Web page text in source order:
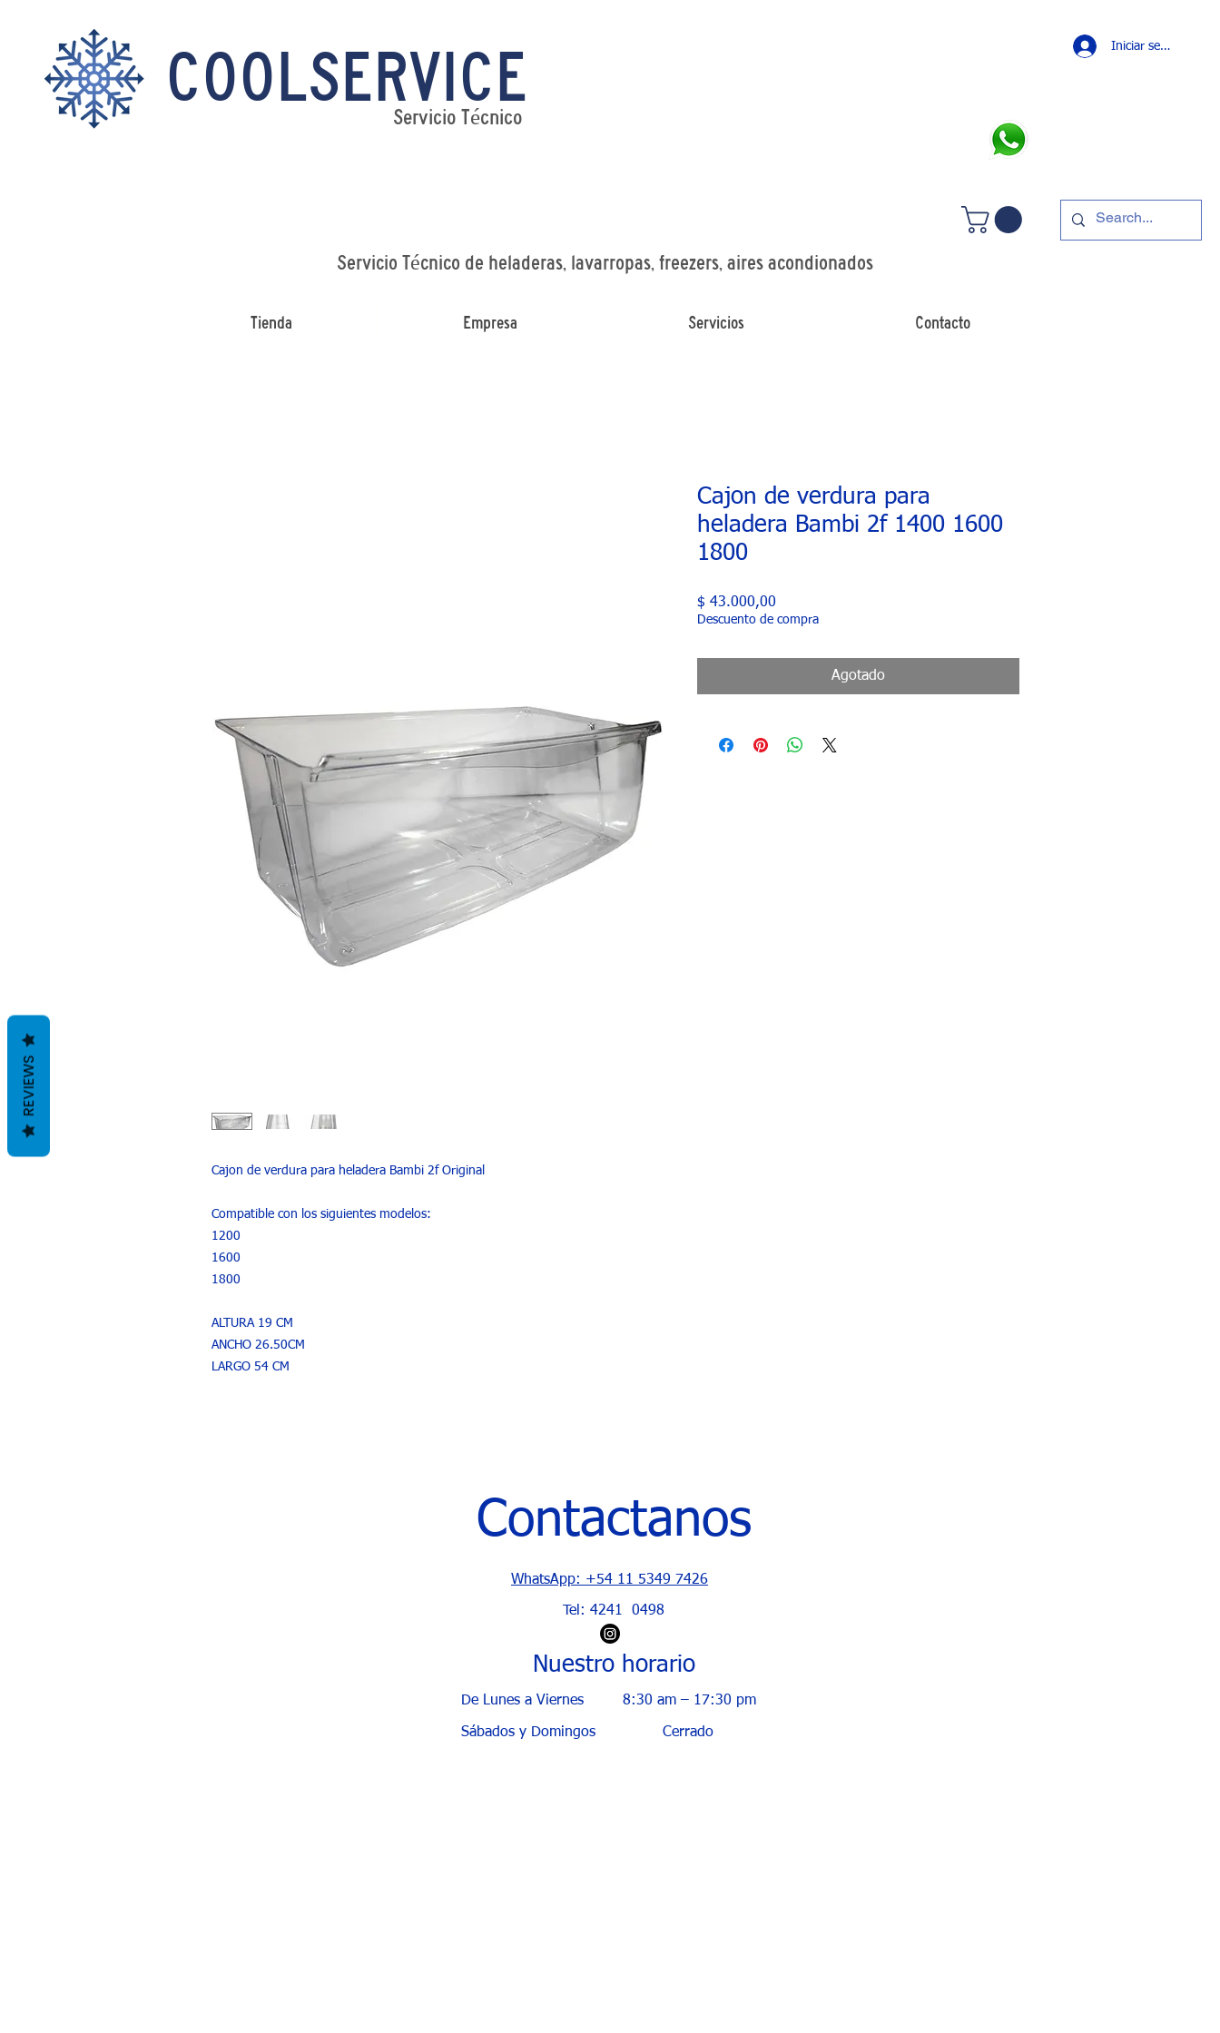
COOLSERVICE
Servicio Técnico
Iniciar sesión
Servicio Técnico de heladeras, lavarropas, freezers, aires acondionados
Tienda Empresa Servicios Contacto
Cajon de verdura para heladera Bambi 2f Original
Compatible con los siguientes modelos:
1200
1600
1800
ALTURA 19 CM
ANCHO 26.50CM
LARGO 54 CM
Cajon de verdura para
heladera Bambi 2f 1400 1600
1800
$ 43.000,00
Descuento de compra
Agotado
Contactanos
WhatsApp: +54 11 5349 7426
Tel: 4241 0498
Nuestro horario
De Lunes a Viernes
Sábados y Domingos
8:30 am – 17:30 pm
Cerrado
REVIEWS